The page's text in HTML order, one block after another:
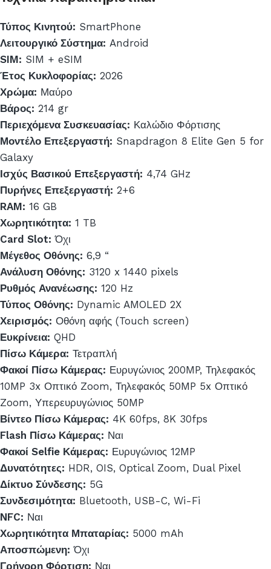
Τύπος Κινητού: SmartPhone
Λειτουργικό Σύστημα: Android
SIM: SIM + eSIM
Έτος Κυκλοφορίας: 2026
Χρώμα: Μαύρο
Βάρος: 214 gr
Περιεχόμενα Συσκευασίας: Καλώδιο Φόρτισης
Μοντέλο Επεξεργαστή: Snapdragon 8 Elite Gen 5 for
Galaxy
Ισχύς Βασικού Επεξεργαστή: 4,74 GHz
Πυρήνες Επεξεργαστή: 2+6
RAM: 16 GB
Χωρητικότητα: 1 TB
Card Slot: Όχι
Μέγεθος Οθόνης: 6,9 “
Ανάλυση Οθόνης: 3120 x 1440 pixels
Ρυθμός Ανανέωσης: 120 Hz
Τύπος Οθόνης: Dynamic AMOLED 2X
Χειρισμός: Οθόνη αφής (Touch screen)
Ευκρίνεια: QHD
Πίσω Κάμερα: Τετραπλή
Φακοί Πίσω Κάμερας: Ευρυγώνιος 200MP, Τηλεφακός
10MP 3x Οπτικό Zoom, Τηλεφακός 50MP 5x Οπτικό
Zoom, Υπερευρυγώνιος 50MP
Βίντεο Πίσω Κάμερας: 4K 60fps, 8K 30fps
Flash Πίσω Κάμερας: Ναι
Φακοί Selfie Κάμερας: Ευρυγώνιος 12MP
Δυνατότητες: HDR, OIS, Optical Zoom, Dual Pixel
Δίκτυο Σύνδεσης: 5G
Συνδεσιμότητα: Bluetooth, USB-C, Wi-Fi
NFC: Ναι
Χωρητικότητα Μπαταρίας: 5000 mAh
Αποσπώμενη: Όχι
Γρήγορη Φόρτιση: Ναι